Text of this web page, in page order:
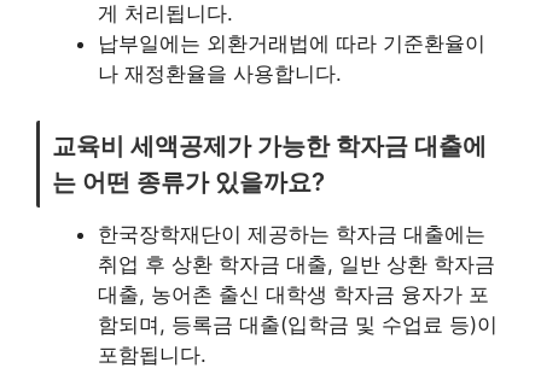
게 처리됩니다.
납부일에는 외환거래법에 따라 기준환율이
나 재정환율을 사용합니다.
교육비 세액공제가 가능한 학자금 대출에
는 어떤 종류가 있을까요?
한국장학재단이 제공하는 학자금 대출에는
취업 후 상환 학자금 대출, 일반 상환 학자금
대출, 농어촌 출신 대학생 학자금 융자가 포
함되며, 등록금 대출(입학금 및 수업료 등)이
포함됩니다.